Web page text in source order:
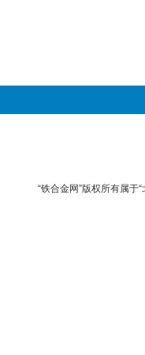
“铁合金网”版权所有属于